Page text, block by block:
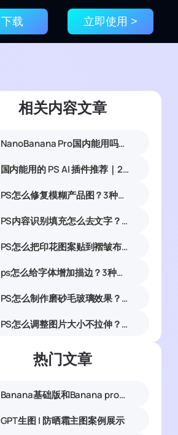
下载 立即使用 >
相关内容文章
NanoBanana Pro国内能用吗？Nano banana使用教程
国内能用的 PS AI 插件推荐｜2026 4款AI插件最新实测
PS怎么修复模糊产品图？3种提升清晰度技巧
PS内容识别填充怎么去文字？4步快速清除水印
PS怎么把印花图案贴到褶皱布料上？3套服装服饰布料印花贴图完整实操教程
ps怎么给字体增加描边？3种方法详细教程
PS怎么制作磨砂毛玻璃效果？6步零基础做出高级通透磨砂质感教程
PS怎么调整图片大小不拉伸？图像大小与自由变换用法详解
热门文章
Banana基础版和Banana pro区别对比丨具体案例应用+使用教程
GPT生图 | 防晒霜主图案例展示